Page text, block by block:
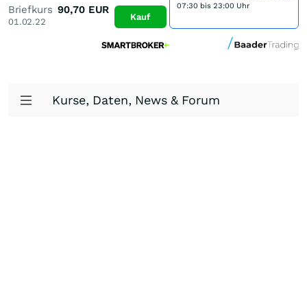
Briefkurs
01.02.22
90,70 EUR
Kauf
07:30 bis 23:00 Uhr
Kurse, Daten, News & Forum